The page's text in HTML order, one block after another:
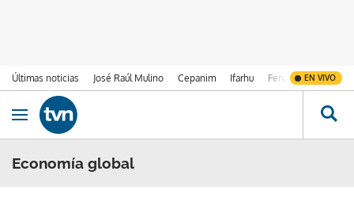
Últimas noticias José Raúl Mulino Cepanim Ifarhu Fenómeno de El
EN VIVO
Ir al contenido
Obrir navegació
Economía global